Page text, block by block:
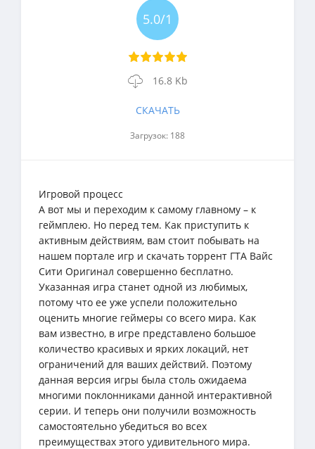
5.0/1
16.8 Kb
СКАЧАТЬ
Загрузок: 188
Игровой процесс
А вот мы и переходим к самому главному – к
геймплею. Но перед тем. Как приступить к
активным действиям, вам стоит побывать на
нашем портале игр и скачать торрент ГТА Вайс
Сити Оригинал совершенно бесплатно.
Указанная игра станет одной из любимых,
потому что ее уже успели положительно
оценить многие геймеры со всего мира. Как
вам известно, в игре представлено большое
количество красивых и ярких локаций, нет
ограничений для ваших действий. Поэтому
данная версия игры была столь ожидаема
многими поклонниками данной интерактивной
серии. И теперь они получили возможность
самостоятельно убедиться во всех
преимуществах этого удивительного мира.